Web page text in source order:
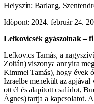
Helyszín: Barlang,
Időpont: 2024. február 24.
Lefkovicsék gyászolnak –
Lefkovics Tamás, a
Zoltán) viszonya annyira
Kimmel Tamás), hogy évek
Izraelbe menekült az
ott él és alapított családot,
Ágnes) tartja a kapcsolatot.